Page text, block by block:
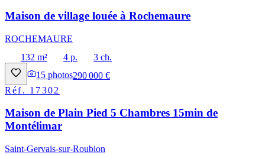
Maison de village louée à Rochemaure
ROCHEMAURE
132 m²
4 p.
3 ch.
15 photos290 000 €
Réf. 17302
Maison de Plain Pied 5 Chambres 15min de
Montélimar
Saint-Gervais-sur-Roubion